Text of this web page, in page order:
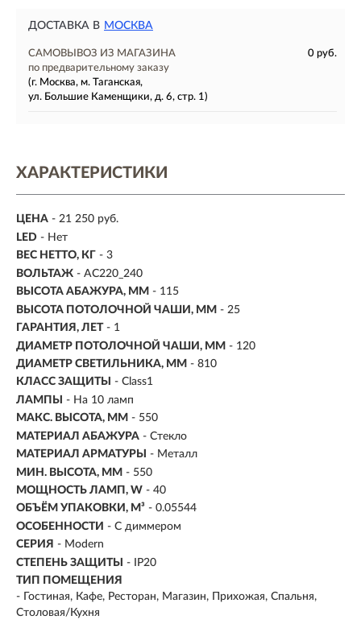
ДОСТАВКА В МОСКВА
САМОВЫВОЗ ИЗ МАГАЗИНА
0 руб.
по предварительному заказу
(г. Москва, м. Таганская,
ул. Большие Каменщики, д. 6, стр. 1)
ХАРАКТЕРИСТИКИ
ЦЕНА - 21 250 руб.
LED - Нет
ВЕС НЕТТО, КГ - 3
ВОЛЬТАЖ - AC220_240
ВЫСОТА АБАЖУРА, ММ - 115
ВЫСОТА ПОТОЛОЧНОЙ ЧАШИ, ММ - 25
ГАРАНТИЯ, ЛЕТ - 1
ДИАМЕТР ПОТОЛОЧНОЙ ЧАШИ, ММ - 120
ДИАМЕТР СВЕТИЛЬНИКА, ММ - 810
КЛАСС ЗАЩИТЫ
- Class1
ЛАМПЫ
- На 10 ламп
МАКС. ВЫСОТА, ММ - 550
МАТЕРИАЛ АБАЖУРА - Стекло
МАТЕРИАЛ АРМАТУРЫ
- Металл
МИН. ВЫСОТА, ММ - 550
МОЩНОСТЬ ЛАМП, W - 40
ОБЪЁМ УПАКОВКИ, М³ - 0.05544
ОСОБЕННОСТИ - С диммером
СЕРИЯ - Modern
СТЕПЕНЬ ЗАЩИТЫ
- IP20
ТИП ПОМЕЩЕНИЯ
- Гостиная, Кафе, Ресторан, Магазин, Прихожая, Спальня,
Столовая/Кухня